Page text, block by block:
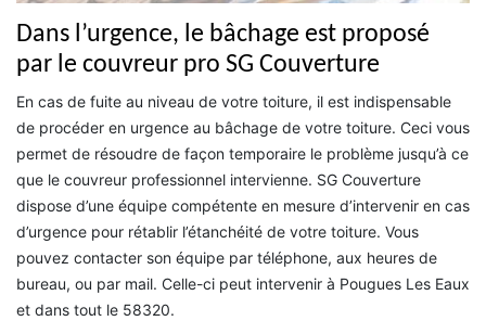
Dans l’urgence, le bâchage est proposé
par le couvreur pro SG Couverture
En cas de fuite au niveau de votre toiture, il est indispensable
de procéder en urgence au bâchage de votre toiture. Ceci vous
permet de résoudre de façon temporaire le problème jusqu’à ce
que le couvreur professionnel intervienne. SG Couverture
dispose d’une équipe compétente en mesure d’intervenir en cas
d’urgence pour rétablir l’étanchéité de votre toiture. Vous
pouvez contacter son équipe par téléphone, aux heures de
bureau, ou par mail. Celle-ci peut intervenir à Pougues Les Eaux
et dans tout le 58320.